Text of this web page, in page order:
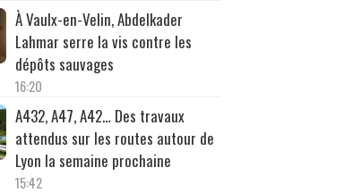
À Vaulx-en-Velin, Abdelkader
Lahmar serre la vis contre les
dépôts sauvages
16:20
A432, A47, A42… Des travaux
attendus sur les routes autour de
Lyon la semaine prochaine
15:42